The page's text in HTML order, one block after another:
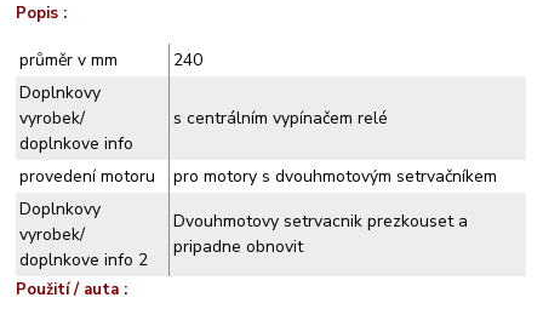
Popis :
průměr v mm
240
Doplnkovy
vyrobek/
doplnkove info
s centrálním vypínačem relé
provedení motoru
pro motory s dvouhmotovým setrvačníkem
Doplnkovy
vyrobek/
doplnkove info 2
Dvouhmotovy setrvacnik prezkouset a
pripadne obnovit
Použití / auta :